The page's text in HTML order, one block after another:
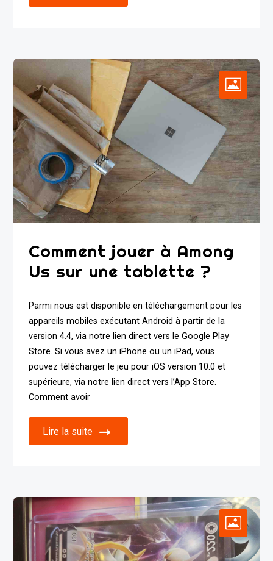
Comment jouer à Among
Us sur une tablette ?
Parmi nous est disponible en téléchargement pour les
appareils mobiles exécutant Android à partir de la
version 4.4, via notre lien direct vers le Google Play
Store. Si vous avez un iPhone ou un iPad, vous
pouvez télécharger le jeu pour iOS version 10.0 et
supérieure, via notre lien direct vers l’App Store.
Comment avoir
Lire la suite